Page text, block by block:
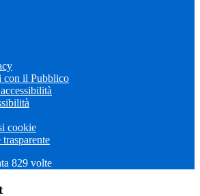
il Pubblico
cookie
829 volte